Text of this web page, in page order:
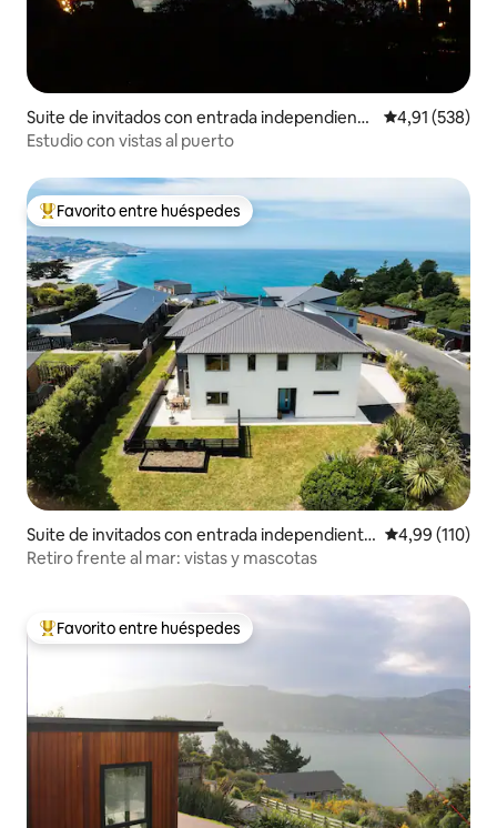
Suite de invitados con entrada independiente
en Dunedin
Calificación
4,91 (538)
Estudio con vistas al puerto
Favorito entre los huéspedes más destacados
Favorito entre huéspedes
Suite de invitados con entrada independiente
en St Clair
Calificación
4,99 (110)
Retiro frente al mar: vistas y mascotas
Favorito entre los huéspedes más destacados
Favorito entre huéspedes